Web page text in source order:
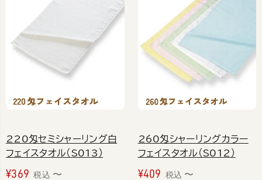
220匁セミシャーリング白
フェイスタオル（S013）
¥369 税込 〜
260匁シャーリングカラー
フェイスタオル（S012）
¥409 税込 〜